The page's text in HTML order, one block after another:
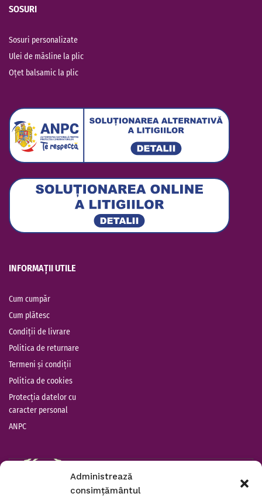
Administrează
consimțământul
SOSURI
Sosuri personalizate
Ulei de măsline la plic
Oțet balsamic la plic
INFORMAȚII UTILE
Cum cumpăr
Cum plătesc
Condiții de livrare
Politica de returnare
Termeni și condiții
Politica de cookies
Protecția datelor cu
caracter personal
ANPC